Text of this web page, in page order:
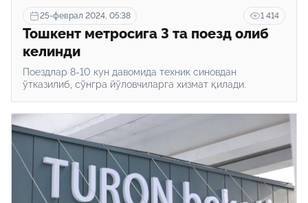
25-феврал 2024, 05:38 1 414
Тошкент метросига 3 та поезд олиб
келинди
Поездлар 8-10 кун давомида техник синовдан
ўтказилиб, сўнгра йўловчиларга хизмат қилади.